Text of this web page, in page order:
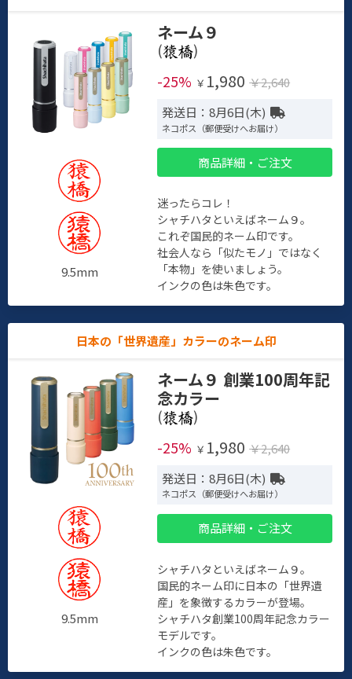
9.5mm
ネーム９
(
)
-25% ￥ 1,980 ￥2,640
発送日：8月6日(木)
ネコポス（郵便受けへお届け）
商品詳細・ご注文
迷ったらコレ！
シャチハタといえばネーム９。
これぞ国民的ネーム印です。
社会人なら「似たモノ」ではなく
「本物」を使いましょう。
インクの色は朱色です。
日本の「世界遺産」カラーのネーム印
9.5mm
ネーム９ 創業100周年記
念カラー
(
)
-25% ￥ 1,980 ￥2,640
発送日：8月6日(木)
ネコポス（郵便受けへお届け）
商品詳細・ご注文
シャチハタといえばネーム９。
国民的ネーム印に日本の「世界遺
産」を象徴するカラーが登場。
シャチハタ創業100周年記念カラー
モデルです。
インクの色は朱色です。